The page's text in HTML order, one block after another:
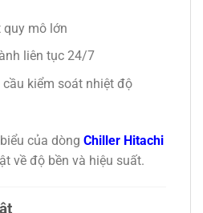
quy mô lớn
liên tục 24/7
kiểm soát nhiệt độ
của dòngChiller Hitachi
về độ bền và hiệu suất.